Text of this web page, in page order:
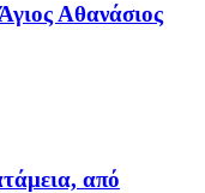
Αθανάσιος
από